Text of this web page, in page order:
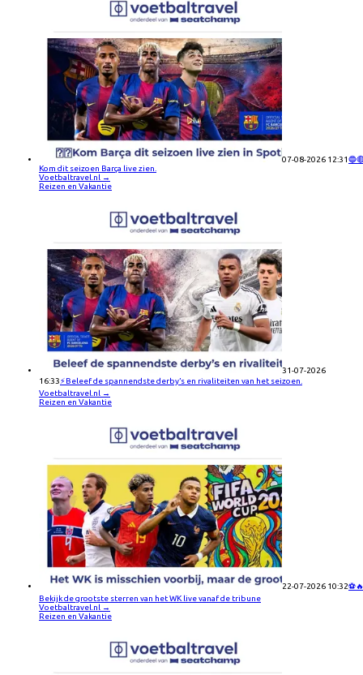
07-08-2026 12:31
Kom dit seizoen Barça live zien.
Voetbaltravel.nl →
Reizen en Vakantie
31-07-2026
16:33⚡Beleef de spannendste derby’s en rivaliteiten van het seizoen.
Voetbaltravel.nl →
Reizen en Vakantie
22-07-2026 10:32⚽🔥
Bekijk de grootste sterren van het WK live vanaf de tribune
Voetbaltravel.nl →
Reizen en Vakantie